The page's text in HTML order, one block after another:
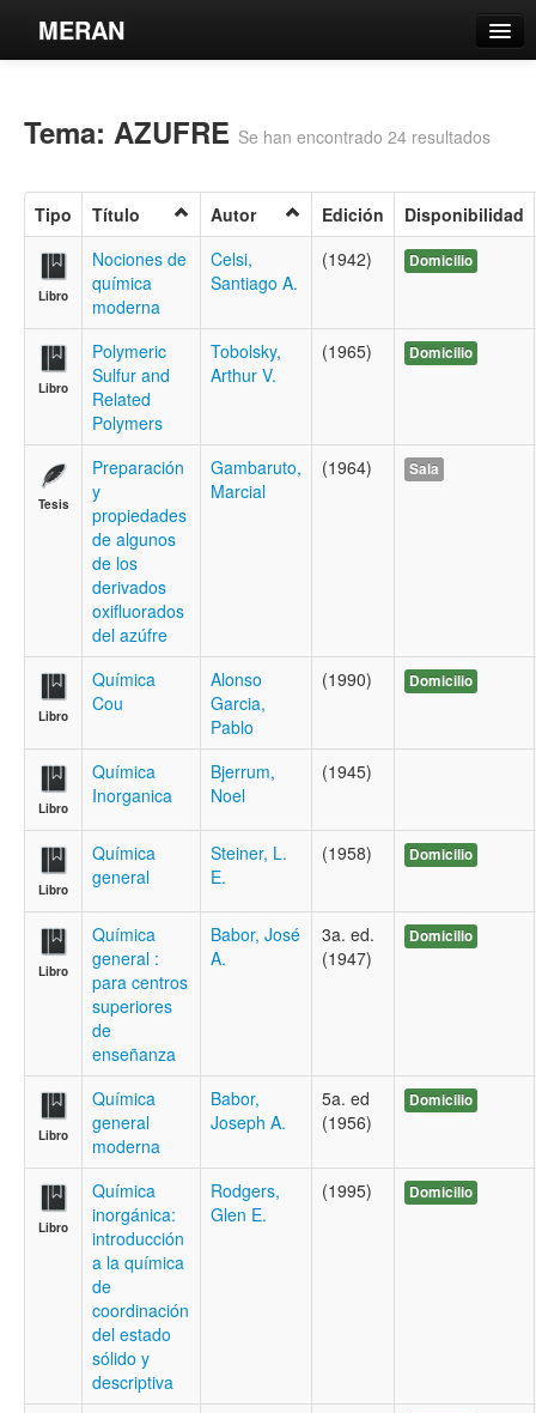
MERAN
Búsqueda Avanzada
Contacto
Iniciar sesión
Tema: AZUFRE Se han encontrado 24 resultados
Tipo Título Autor Edición Disponibilidad
Libro
Nociones de
química
moderna
Celsi,
Santiago A.
(1942) Domicilio
Libro
Polymeric
Sulfur and
Related
Polymers
Tobolsky,
Arthur V.
(1965) Domicilio
Tesis
Preparación
y
propiedades
de algunos
de los
derivados
oxifluorados
del azúfre
Gambaruto,
Marcial
(1964) Sala
Libro
Química
Cou
Alonso
Garcia,
Pablo
(1990) Domicilio
Libro
Química
Inorganica
Bjerrum,
Noel
(1945)
Libro
Química
general
Steiner, L.
E.
(1958) Domicilio
Libro
Química
general :
para centros
superiores
de
enseñanza
Babor, José
A.
3a. ed.
(1947)
Domicilio
Libro
Química
general
moderna
Babor,
Joseph A.
5a. ed
(1956)
Domicilio
Libro
Química
inorgánica:
introducción
a la química
de
coordinación
del estado
sólido y
descriptiva
Rodgers,
Glen E.
(1995) Domicilio